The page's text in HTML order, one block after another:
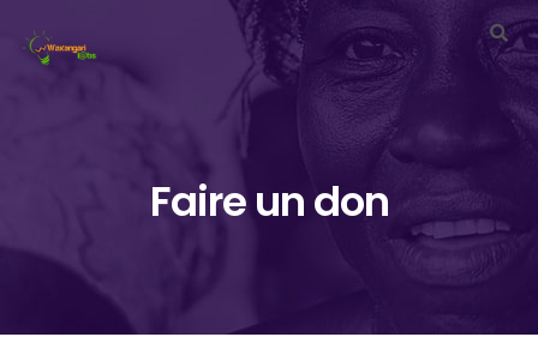
WE NEED YOUR HELP.
Faire un don